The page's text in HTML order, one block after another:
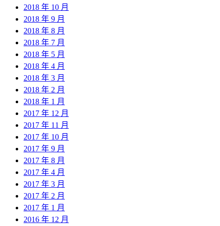
2018 年 10 月
2018 年 9 月
2018 年 8 月
2018 年 7 月
2018 年 5 月
2018 年 4 月
2018 年 3 月
2018 年 2 月
2018 年 1 月
2017 年 12 月
2017 年 11 月
2017 年 10 月
2017 年 9 月
2017 年 8 月
2017 年 4 月
2017 年 3 月
2017 年 2 月
2017 年 1 月
2016 年 12 月